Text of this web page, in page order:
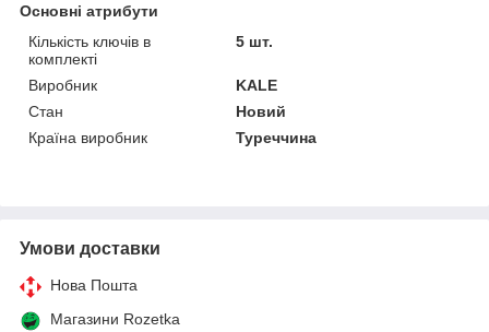
Основні атрибути
Кількість ключів в
комплекті
5 шт.
Виробник
KALE
Стан
Новий
Країна виробник
Туреччина
Умови доставки
Нова Пошта
Магазини Rozetka